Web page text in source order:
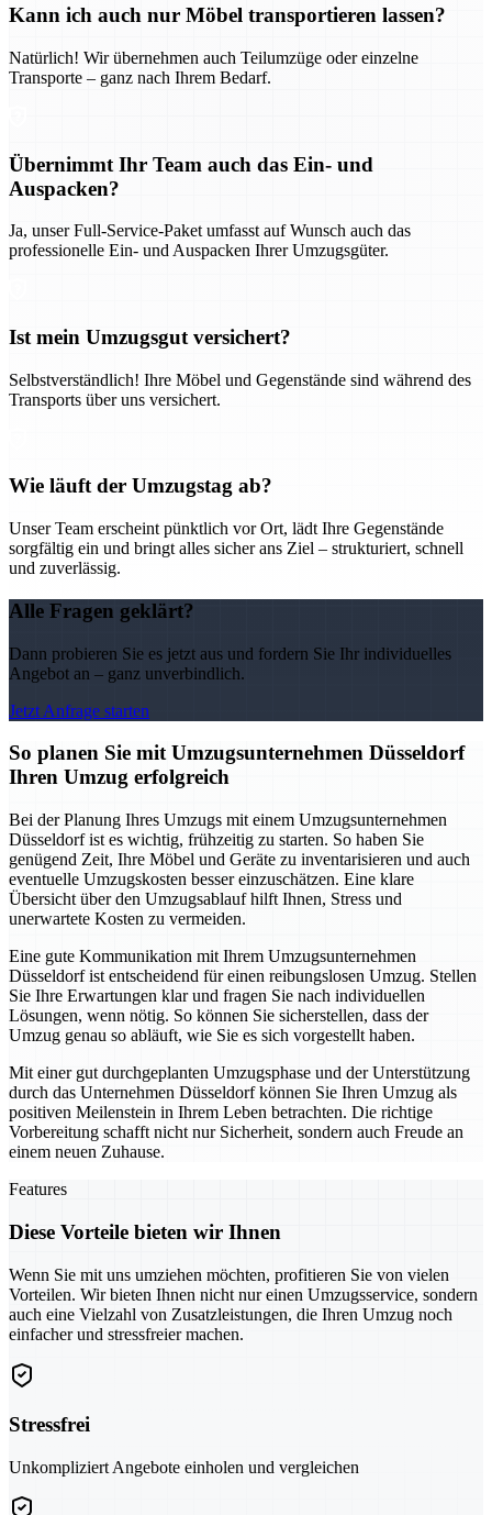
Kann ich auch nur Möbel transportieren lassen?
Natürlich! Wir übernehmen auch Teilumzüge oder einzelne
Transporte – ganz nach Ihrem Bedarf.
Übernimmt Ihr Team auch das Ein- und
Auspacken?
Ja, unser Full-Service-Paket umfasst auf Wunsch auch das
professionelle Ein- und Auspacken Ihrer Umzugsgüter.
Ist mein Umzugsgut versichert?
Selbstverständlich! Ihre Möbel und Gegenstände sind während des
Transports über uns versichert.
Wie läuft der Umzugstag ab?
Unser Team erscheint pünktlich vor Ort, lädt Ihre Gegenstände
sorgfältig ein und bringt alles sicher ans Ziel – strukturiert, schnell
und zuverlässig.
Alle Fragen geklärt?
Dann probieren Sie es jetzt aus und fordern Sie Ihr individuelles
Angebot an – ganz unverbindlich.
Jetzt Anfrage starten
So planen Sie mit Umzugsunternehmen Düsseldorf
Ihren Umzug erfolgreich
Bei der Planung Ihres Umzugs mit einem Umzugsunternehmen
Düsseldorf ist es wichtig, frühzeitig zu starten. So haben Sie
genügend Zeit, Ihre Möbel und Geräte zu inventarisieren und auch
eventuelle Umzugskosten besser einzuschätzen. Eine klare
Übersicht über den Umzugsablauf hilft Ihnen, Stress und
unerwartete Kosten zu vermeiden.
Eine gute Kommunikation mit Ihrem Umzugsunternehmen
Düsseldorf ist entscheidend für einen reibungslosen Umzug. Stellen
Sie Ihre Erwartungen klar und fragen Sie nach individuellen
Lösungen, wenn nötig. So können Sie sicherstellen, dass der
Umzug genau so abläuft, wie Sie es sich vorgestellt haben.
Mit einer gut durchgeplanten Umzugsphase und der Unterstützung
durch das Unternehmen Düsseldorf können Sie Ihren Umzug als
positiven Meilenstein in Ihrem Leben betrachten. Die richtige
Vorbereitung schafft nicht nur Sicherheit, sondern auch Freude an
einem neuen Zuhause.
Features
Diese Vorteile bieten wir Ihnen
Wenn Sie mit uns umziehen möchten, profitieren Sie von vielen
Vorteilen. Wir bieten Ihnen nicht nur einen Umzugsservice, sondern
auch eine Vielzahl von Zusatzleistungen, die Ihren Umzug noch
einfacher und stressfreier machen.
Stressfrei
Unkompliziert Angebote einholen und vergleichen